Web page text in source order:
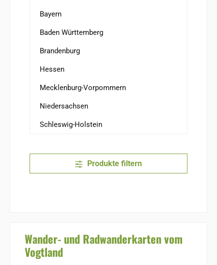
Bayern
Baden Württemberg
Brandenburg
Hessen
Mecklenburg-Vorpommern
Niedersachsen
Schleswig-Holstein
Produkte filtern
Wander- und Radwanderkarten vom
Vogtland